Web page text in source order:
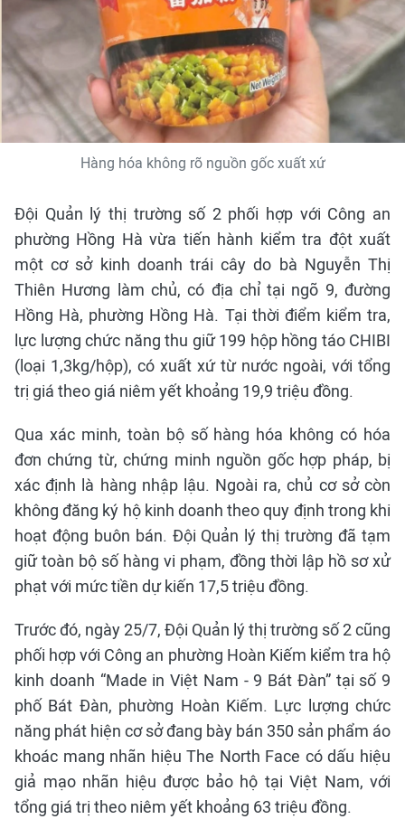
Hàng hóa không rõ nguồn gốc xuất xứ
Đội Quản lý thị trường số 2 phối hợp với Công an
phường Hồng Hà vừa tiến hành kiểm tra đột xuất
một cơ sở kinh doanh trái cây do bà Nguyễn Thị
Thiên Hương làm chủ, có địa chỉ tại ngõ 9, đường
Hồng Hà, phường Hồng Hà. Tại thời điểm kiểm tra,
lực lượng chức năng thu giữ 199 hộp hồng táo CHIBI
(loại 1,3kg/hộp), có xuất xứ từ nước ngoài, với tổng
trị giá theo giá niêm yết khoảng 19,9 triệu đồng.
Qua xác minh, toàn bộ số hàng hóa không có hóa
đơn chứng từ, chứng minh nguồn gốc hợp pháp, bị
xác định là hàng nhập lậu. Ngoài ra, chủ cơ sở còn
không đăng ký hộ kinh doanh theo quy định trong khi
hoạt động buôn bán. Đội Quản lý thị trường đã tạm
giữ toàn bộ số hàng vi phạm, đồng thời lập hồ sơ xử
phạt với mức tiền dự kiến 17,5 triệu đồng.
Trước đó, ngày 25/7, Đội Quản lý thị trường số 2 cũng
phối hợp với Công an phường Hoàn Kiếm kiểm tra hộ
kinh doanh “Made in Việt Nam - 9 Bát Đàn” tại số 9
phố Bát Đàn, phường Hoàn Kiếm. Lực lượng chức
năng phát hiện cơ sở đang bày bán 350 sản phẩm áo
khoác mang nhãn hiệu The North Face có dấu hiệu
giả mạo nhãn hiệu được bảo hộ tại Việt Nam, với
tổng giá trị theo niêm yết khoảng 63 triệu đồng.